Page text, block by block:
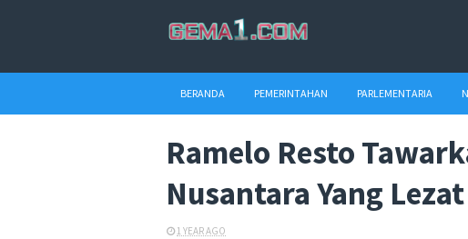
BERANDA PEMERINTAHAN PARLEMENTARIA
Ramelo Resto
Nusantara Yang Lezat
1 YEAR AGO